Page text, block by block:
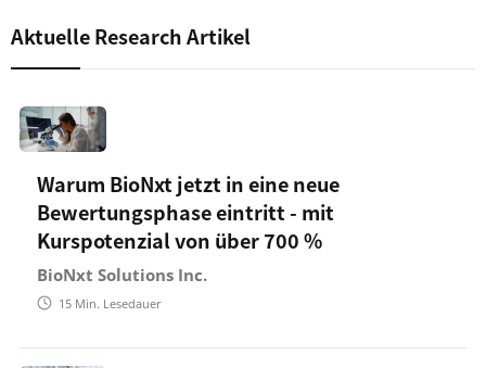
Aktuelle Research Artikel
Warum BioNxt jetzt in eine neue
Bewertungsphase eintritt - mit
Kurspotenzial von über 700 %
BioNxt Solutions Inc.
15 Min. Lesedauer